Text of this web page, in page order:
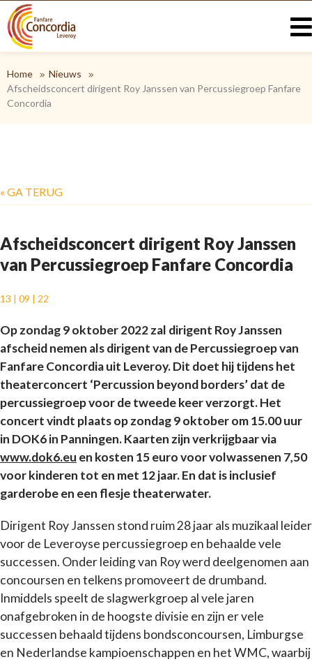
Home
Nieuws
Afscheidsconcert dirigent Roy Janssen van Percussiegroep Fanfare
Concordia
« GA TERUG
Afscheidsconcert dirigent Roy Janssen
van Percussiegroep Fanfare Concordia
13 | 09 | 22
Op zondag 9 oktober 2022 zal dirigent Roy Janssen
afscheid nemen als dirigent van de Percussiegroep van
Fanfare Concordia uit Leveroy. Dit doet hij tijdens het
theaterconcert ‘Percussion beyond borders’ dat de
percussiegroep voor de tweede keer verzorgt. Het
concert vindt plaats op zondag 9 oktober om 15.00 uur
in DOK6 in Panningen. Kaarten zijn verkrijgbaar via
www.dok6.eu en kosten 15 euro voor volwassenen 7,50
voor kinderen tot en met 12 jaar. En dat is inclusief
garderobe en een flesje theaterwater.
Dirigent Roy Janssen stond ruim 28 jaar als muzikaal leider
voor de Leveroyse percussiegroep en behaalde vele
successen. Onder leiding van Roy werd deelgenomen aan
concoursen en telkens promoveert de drumband.
Inmiddels speelt de slagwerkgroep al vele jaren
onafgebroken in de hoogste divisie en zijn er vele
successen behaald tijdens bondsconcoursen, Limburgse
en Nederlandse kampioenschappen en het WMC, waarbij